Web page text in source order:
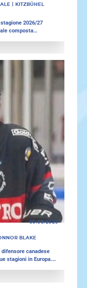
| KITZBÜHEL
2026/27
composta
volta. Inoltre, l’EC
e completato la
Grönhagen.
06.08.2026
BLAKE
difensore canadese
stagioni in Europa.